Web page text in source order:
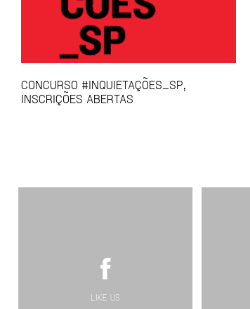
CONCURSO #INQUIETAÇÕES_SP,
INSCRIÇÕES ABERTAS
LIKE US